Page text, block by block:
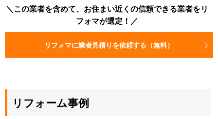
この業者を含めて、お住まい近くの信頼できる業者をリ
フォマが選定！
リフォマに業者見積りを依頼する（無料）
リフォーム事例